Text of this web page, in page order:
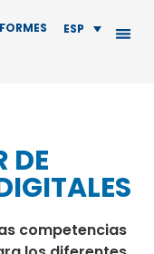
ESP
DE
competencias